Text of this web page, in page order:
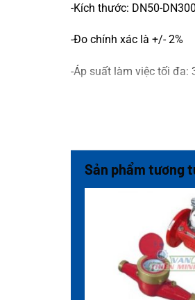
-Kích thước: DN50-DN300
-Đo chính xác là +/- 2%
-Áp suất làm việc tối đa:
-Vật liệu cơ thể: 3/4 “-
-Chống ăn mòn hợp kim
-Tình trạng: còn hàng
-Bảo hành: 12 tháng
Sản phẩm tương